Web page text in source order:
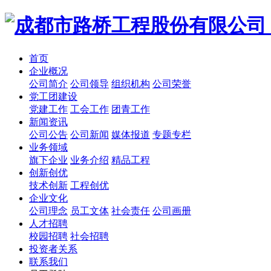
首页
企业概况
公司简介 公司领导 组织机构 公司荣誉
党工团建设
党建工作 工会工作 团青工作
新闻资讯
公司公告 公司新闻 媒体报道 专题专栏
业务领域
旗下企业 业务介绍 精品工程
创新创优
技术创新 工程创优
企业文化
公司理念 员工文体 社会责任 公司画册
人才招聘
校园招聘 社会招聘
投资者关系
联系我们